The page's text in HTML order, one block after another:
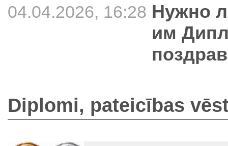
04.04.2026, 16:28 Нужно
им
Diplomi, pateicības